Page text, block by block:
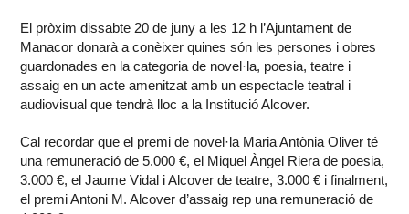
El pròxim dissabte 20 de juny a les 12 h l’Ajuntament de
Manacor donarà a conèixer quines són les persones i obres
guardonades en la categoria de novel·la, poesia, teatre i
assaig en un acte amenitzat amb un espectacle teatral i
audiovisual que tendrà lloc a la Institució Alcover.
Cal recordar que el premi de novel·la Maria Antònia Oliver té
una remuneració de 5.000 €, el Miquel Àngel Riera de poesia,
3.000 €, el Jaume Vidal i Alcover de teatre, 3.000 € i finalment,
el premi Antoni M. Alcover d’assaig rep una remuneració de